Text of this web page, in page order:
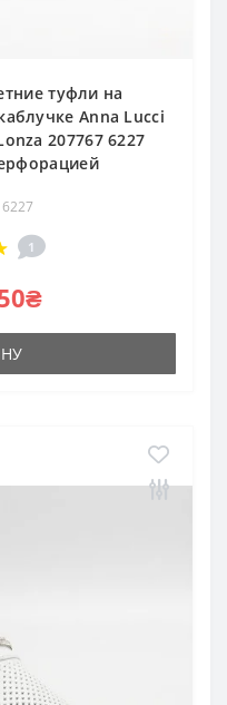
туфли на
Anna Lucci
207767 6227
1